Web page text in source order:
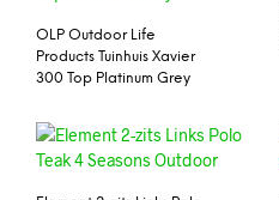
OLP Outdoor Life
Products Tuinhuis Xavier
300 Top Platinum Grey